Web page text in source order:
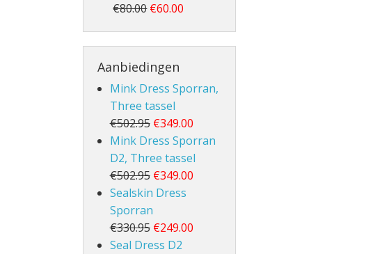
€80.00 €60.00
Aanbiedingen
Mink Dress Sporran,
Three tassel
€502.95 €349.00
Mink Dress Sporran
D2, Three tassel
€502.95 €349.00
Sealskin Dress
Sporran
€330.95 €249.00
Seal Dress D2